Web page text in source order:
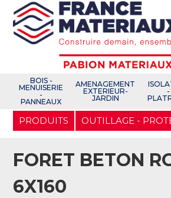
Aller
contenu
BOIS -
MENUISERIE
-
PANNEAUX
AMENAGEMENT
EXTERIEUR-
JARDIN
-
PRODUITS OUTILLAGE -
FORET BETON
6X160